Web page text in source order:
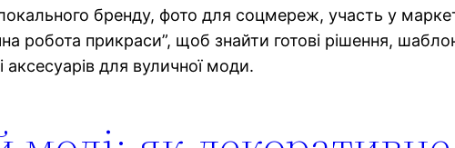
бренду, фото для соцмереж, участь у
робота прикраси”, щоб знайти готові рішення,
аксесуарів для вуличної моди.